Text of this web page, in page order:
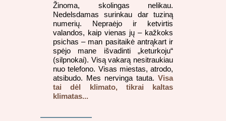
Žinoma, skolingas nelikau.
Nedelsdamas surinkau dar tuziną
numerių. Nepraėjo ir ketvirtis
valandos, kaip vienas jų – kažkoks
psichas – man pasitaikė antrąkart ir
spėjo mane išvadinti „keturkoju“
(silpnokai). Visą vakarą nesitraukiau
nuo telefono. Visas miestas, atrodo,
atsibudo. Mes nervinga tauta. Visa
tai dėl klimato, tikrai kaltas
klimatas...